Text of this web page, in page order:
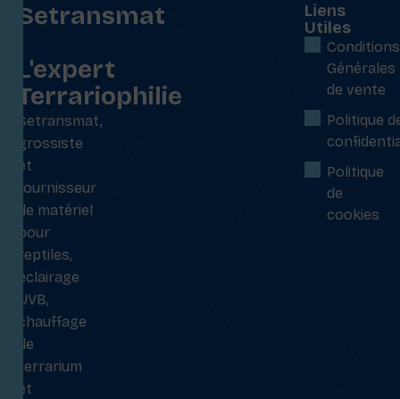
Setransmat
L'expert
Terrariophilie
Setransmat,
grossiste
et
fournisseur
de matériel
pour
reptiles,
éclairage
UVB,
chauffage
de
terrarium
et
Liens
Utiles
Conditions
Générales
de vente
Politique
Politique
de
cookies